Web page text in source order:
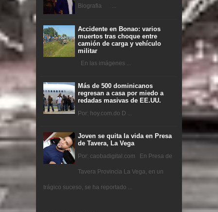
Biografia ...
Accidente en Bonao: varios
muertos tras choque entre
camión de carga y vehículo
militar
En las imágenes ...
Más de 500 dominicanos
regresan a casa por miedo a
redadas masivas de EE.UU.
Por: hoy.com.do D ...
Joven se quita la vida en Presa
de Tavera, La Vega
Por: caobadigital.com En Presa de
Tavera Provincia La Vega, en un
trágico suceso, se ha reportado ...